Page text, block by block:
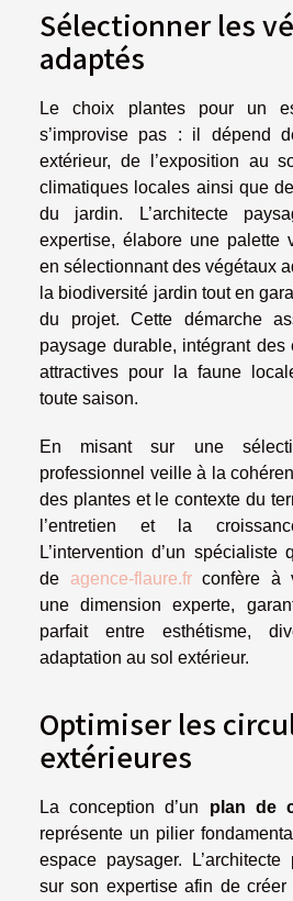
Sélectionner les
adaptés
Le choix plantes pour un
s’improvise pas : il dépend
extérieur, de l’exposition au
climatiques locales ainsi que
du jardin. L’architecte
expertise, élabore une palette
en sélectionnant des végétaux
la biodiversité jardin tout en
du projet. Cette démarche
paysage durable, intégrant des
attractives pour la faune
toute saison.
En misant sur une
professionnel veille à la
des plantes et le contexte du
l’entretien et la
L’intervention d’un
de agence-flaure.frconfère à
une dimension experte,
parfait entre esthétisme,
adaptation au sol extérieur.
Optimiser les
extérieures
La conception d’un plan de
représente un pilier
espace paysager. L’architecte
sur son expertise afin de créer